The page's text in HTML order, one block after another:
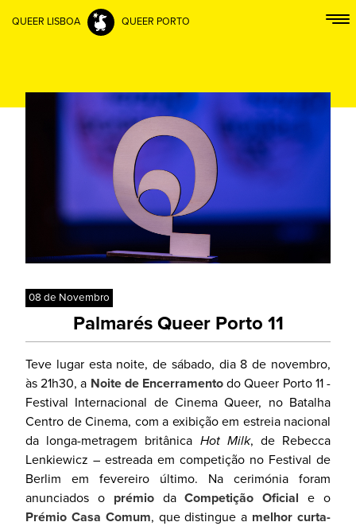
QUEER LISBOA QUEER PORTO
08 de Novembro
Palmarés Queer Porto 11
Teve lugar esta noite, de sábado, dia 8 de novembro,
às 21h30, a Noite de Encerramento do Queer Porto 11 -
Festival Internacional de Cinema Queer, no Batalha
Centro de Cinema, com a exibição em estreia nacional
da longa-metragem britânica Hot Milk, de Rebecca
Lenkiewicz – estreada em competição no Festival de
Berlim em fevereiro último. Na cerimónia foram
anunciados o prémiodaCompetição Oficial e o
Prémio Casa Comum, que distingue a melhor curta-